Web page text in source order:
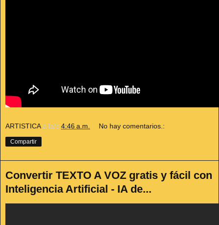
ARTISTICA a la/s 4:46 a.m. No hay comentarios.:
Compartir
Convertir TEXTO A VOZ gratis y fácil con
Inteligencia Artificial - IA de...